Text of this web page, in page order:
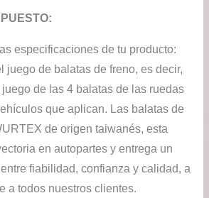
especificaciones de tu producto:
juego de balatas de freno, es decir,
de las 4 balatas de las ruedas
que aplican. Las balatas de
de origen taiwanés, esta
en autopartes y entrega un
fiabilidad, confianza y calidad, a
a todos nuestros clientes.